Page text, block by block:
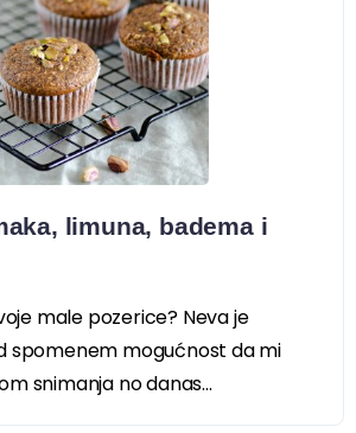
limuna, badema i
male pozerice? Neva je
spomenem mogućnost da mi
snimanja no danas...